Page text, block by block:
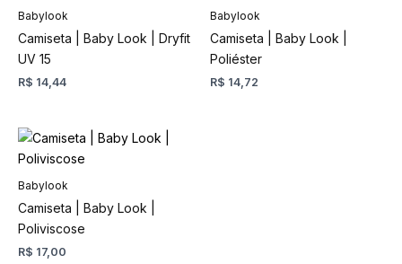
página
do
produto
página
do
produto
Babylook
Camiseta | Baby Look | Dryfit
UV 15
R$ 14,44
tem
opções
ser
escolhidas
página
do
produto
Babylook
Camiseta | Baby Look |
Poliéster
R$ 14,72
tem
opções
Babylook
Camiseta | Baby Look |
Poliviscose
R$ 17,00
Este
produto
tem
opções